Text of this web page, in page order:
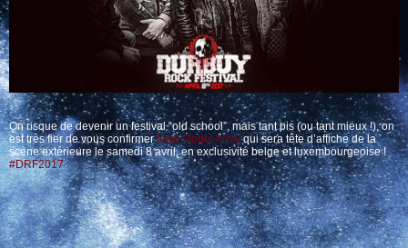
On risque de devenir un festival “old school”, mais tant pis (ou tant mieux !), on
est très fier de vous confirmerNew Model Armyqui sera tête d’affiche de la
scène extérieure le samedi 8 avril, en exclusivité belge et luxembourgeoise !
#DRF2017